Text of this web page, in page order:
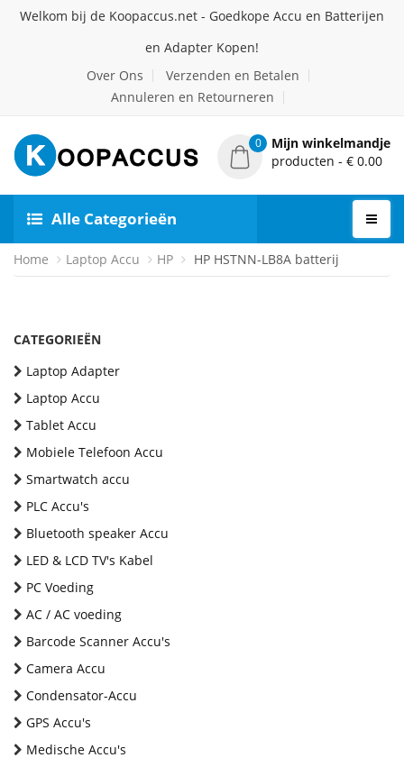
Welkom bij de Koopaccus.net - Goedkope Accu en Batterijen
en Adapter Kopen!
Over Ons
Verzenden en Betalen
Annuleren en Retourneren
0
Mijn winkelmandje
producten - € 0.00
Alle Categorieën
Home Laptop Accu HP HP HSTNN-LB8A batterij
CATEGORIEËN
Laptop Adapter
Laptop Accu
Tablet Accu
Mobiele Telefoon Accu
Smartwatch accu
PLC Accu's
Bluetooth speaker Accu
LED & LCD TV's Kabel
PC Voeding
AC / AC voeding
Barcode Scanner Accu's
Camera Accu
Condensator-Accu
GPS Accu's
Medische Accu's